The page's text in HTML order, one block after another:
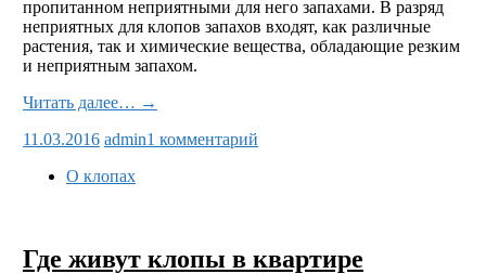
пропитанном неприятными для него запахами. В разряд
неприятных для клопов запахов входят, как различные
растения, так и химические вещества, обладающие резким
и неприятным запахом.
Читать далее… →
11.03.2016 admin1 комментарий
О клопах
Где живут клопы в квартире